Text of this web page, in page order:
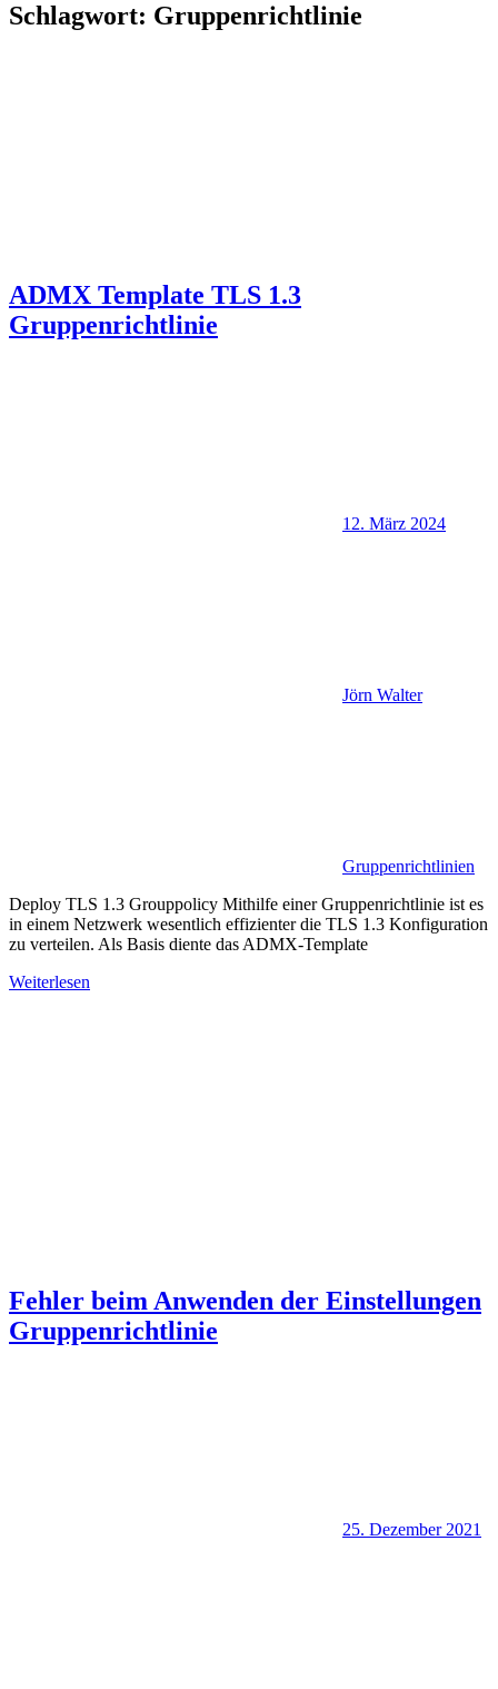
Schlagwort: Gruppenrichtlinie
ADMX Template TLS 1.3
Gruppenrichtlinie
12. März 2024
Jörn Walter
Gruppenrichtlinien
Deploy TLS 1.3 Grouppolicy Mithilfe einer Gruppenrichtlinie ist es
in einem Netzwerk wesentlich effizienter die TLS 1.3 Konfiguration
zu verteilen. Als Basis diente das ADMX-Template
Weiterlesen
Fehler beim Anwenden der Einstellungen
Gruppenrichtlinie
25. Dezember 2021